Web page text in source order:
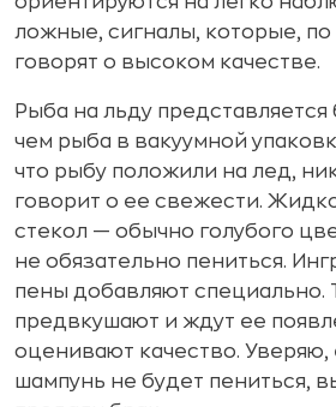
ложные, сигналы, которые,
говорят о высоком качестве.
Рыба на льду
чем рыба в вакуумной
что рыбу положили на лед,
говорит о ее свежести.
стекол — обычно голубого
не обязательно пениться.
пены добавляют специально.
предвкушают и ждут ее
оценивают качество.
шампунь не будет пениться,